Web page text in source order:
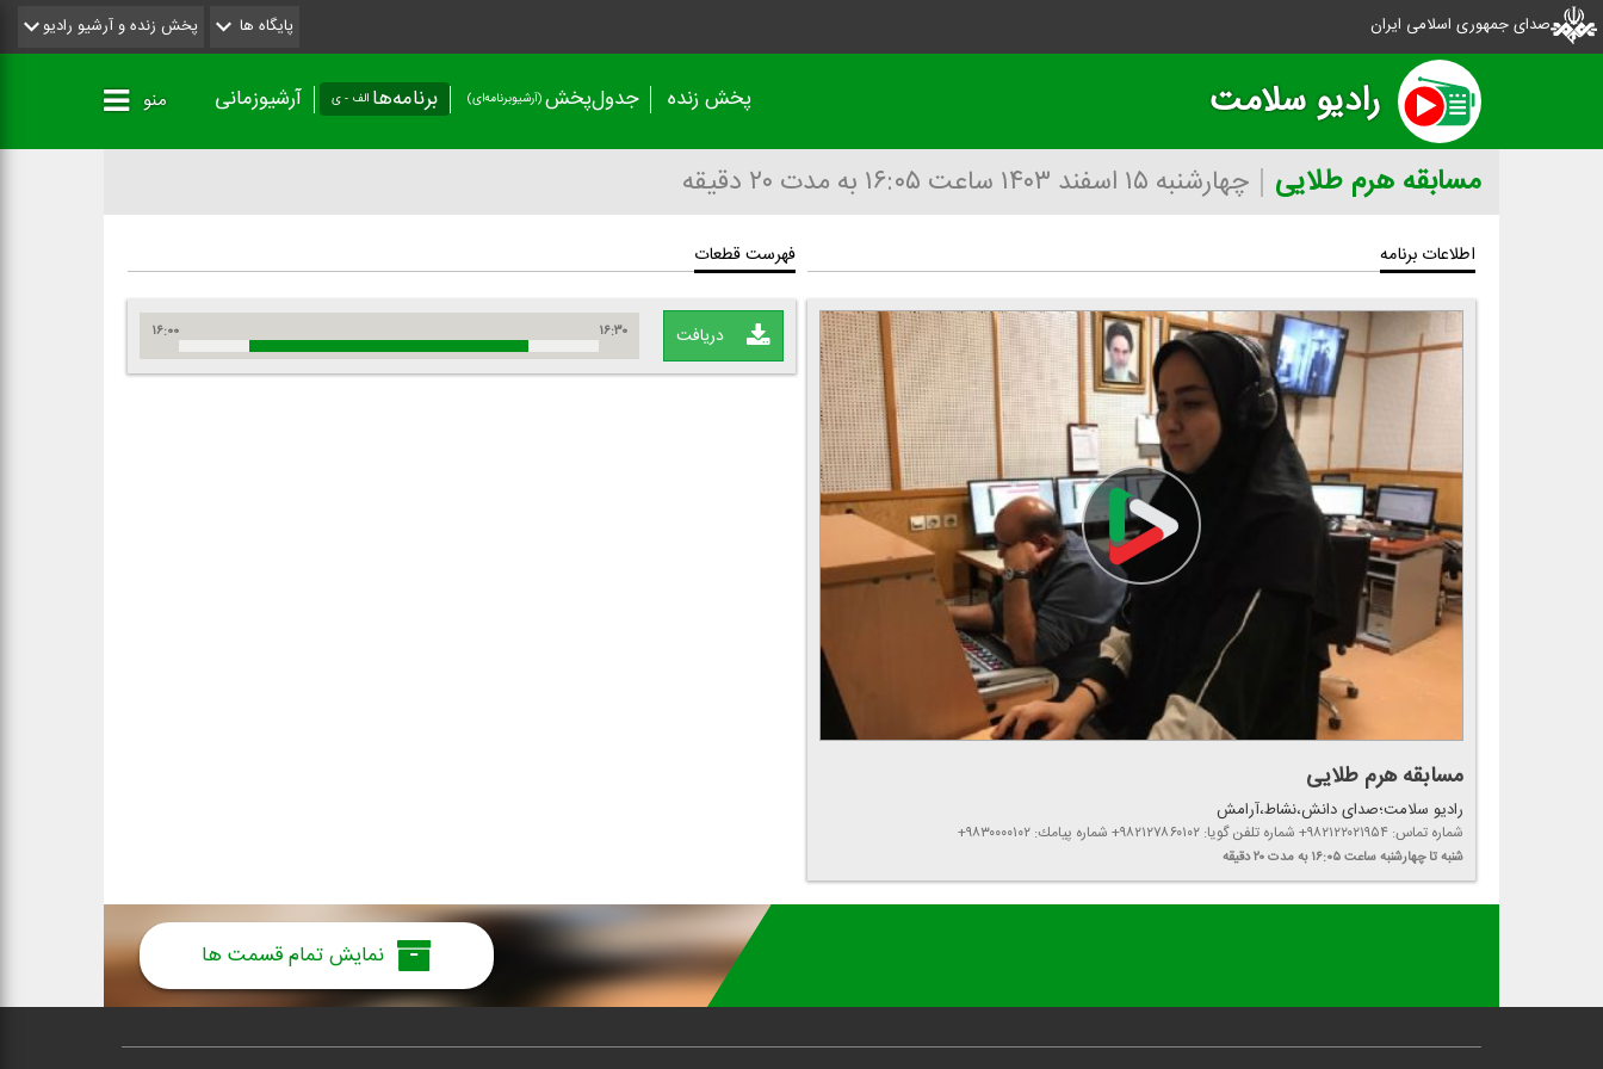
صدای جمهوری اسلامی ایران پایگاه ها پخش زنده و آرشیو رادیو
رادیو سلامت پخش زنده جدول‌پخش(آرشیو‌برنامه‌ای) برنامه‌ها الف - ی آرشیوزمانی منو
مسابقه هرم طلایی چهارشنبه ۱۵ اسفند ۱۴۰۳ ساعت ۱۶:۰۵ به مدت ۲۰ دقیقه
اطلاعات برنامه
مسابقه هرم طلایی
رادیو سلامت؛صدای دانش،نشاط،آرامش
شماره تماس: ۹۸۲۱۲۲۰۲۱۹۵۴+ شماره تلفن گویا: ۹۸۲۱۲۷۸۶۰۱۰۲+ شماره پیامك: ۹۸۳۰۰۰۰۱۰۲+
شنبه تا چهارشنبهساعت ۱۶:۰۵ به مدت ۲۰ دقیقه
فهرست قطعات
دریافت ۱۶:۰۰ ۱۶:۳۰
نمایش تمام قسمت ها